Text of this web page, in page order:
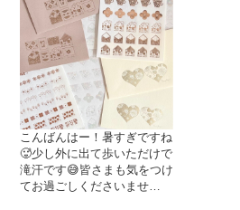
こんばんはー！暑すぎですね
🥵少し外に出て歩いただけで
滝汗です😅皆さまも気をつけ
てお過ごしくださいませ…